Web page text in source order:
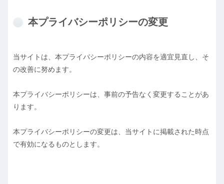
本プライバシーポリシーの変更
当サイトは、本プライバシーポリシーの内容を適宜見直し、そ
の改善に努めます。
本プライバシーポリシーは、事前の予告なく変更することがあ
ります。
本プライバシーポリシーの変更は、当サイトに掲載された時点
で有効になるものとします。